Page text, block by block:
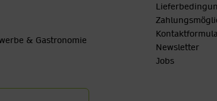
& Gastronomie
Newsletter
Jobs